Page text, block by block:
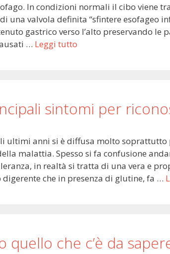
In condizioni normali il cibo viene
una valvola definita “sfintere esofageo
gastrico verso l’alto preservando le
… Leggi tutto
sintomi per
ultimi anni si è diffusa molto soprattutto
malattia. Spesso si fa confusione
in realtà si tratta di una vera e
che in presenza di glutine, fa …
che c’è da